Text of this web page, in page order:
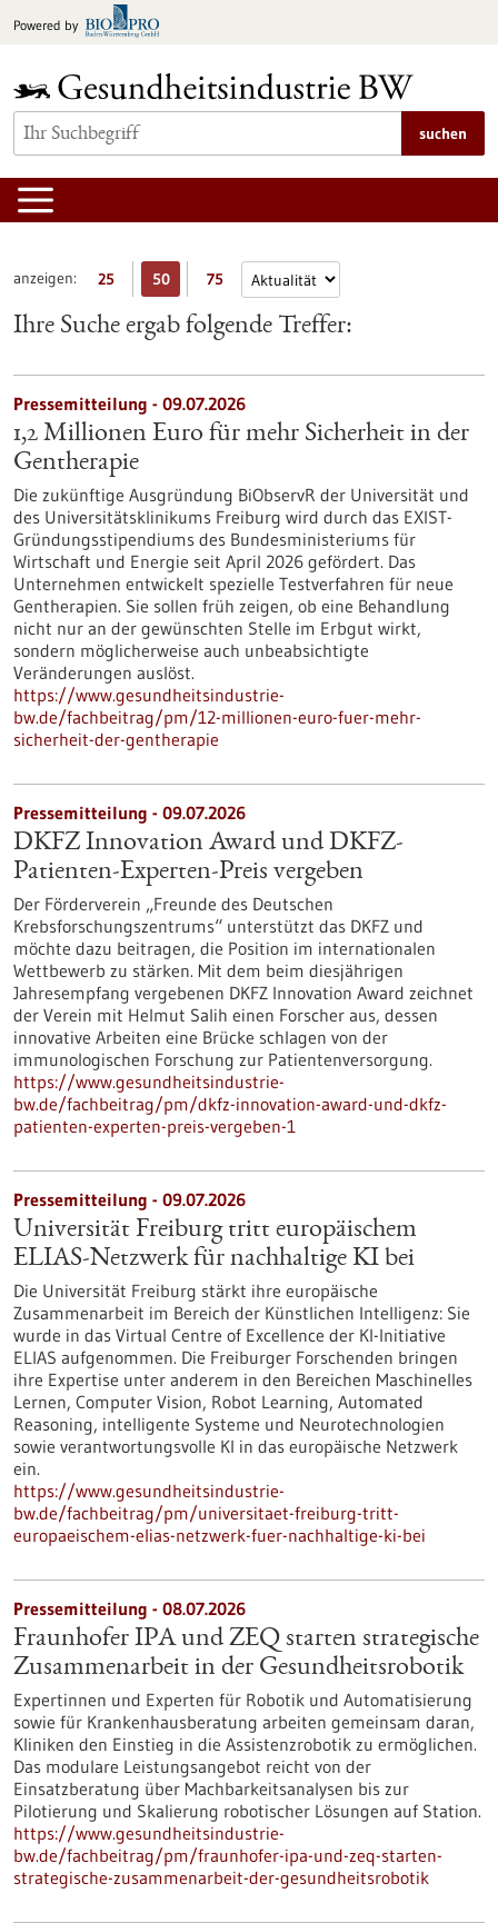
Inhalt
Powered by
suchen
anzeigen: 25 50 75
Ihre Suche ergab folgende Treffer:
Pressemitteilung - 09.07.2026
1,2 Millionen Euro für mehr Sicherheit in der
Gentherapie
Die zukünftige Ausgründung BiObservR der Universität und
des Universitätsklinikums Freiburg wird durch das EXIST-
Gründungsstipendiums des Bundesministeriums für
Wirtschaft und Energie seit April 2026 gefördert. Das
Unternehmen entwickelt spezielle Testverfahren für neue
Gentherapien. Sie sollen früh zeigen, ob eine Behandlung
nicht nur an der gewünschten Stelle im Erbgut wirkt,
sondern möglicherweise auch unbeabsichtigte
Veränderungen auslöst.
https://www.gesundheitsindustrie-
bw.de/fachbeitrag/pm/12-millionen-euro-fuer-mehr-
sicherheit-der-gentherapie
Pressemitteilung - 09.07.2026
DKFZ Innovation Award und DKFZ-
Patienten-Experten-Preis vergeben
Der Förderverein „Freunde des Deutschen
Krebsforschungszentrums“ unterstützt das DKFZ und
möchte dazu beitragen, die Position im internationalen
Wettbewerb zu stärken. Mit dem beim diesjährigen
Jahresempfang vergebenen DKFZ Innovation Award zeichnet
der Verein mit Helmut Salih einen Forscher aus, dessen
innovative Arbeiten eine Brücke schlagen von der
immunologischen Forschung zur Patientenversorgung.
https://www.gesundheitsindustrie-
bw.de/fachbeitrag/pm/dkfz-innovation-award-und-dkfz-
patienten-experten-preis-vergeben-1
Pressemitteilung - 09.07.2026
Universität Freiburg tritt europäischem
ELIAS-Netzwerk für nachhaltige KI bei
Die Universität Freiburg stärkt ihre europäische
Zusammenarbeit im Bereich der Künstlichen Intelligenz: Sie
wurde in das Virtual Centre of Excellence der KI-Initiative
ELIAS aufgenommen. Die Freiburger Forschenden bringen
ihre Expertise unter anderem in den Bereichen Maschinelles
Lernen, Computer Vision, Robot Learning, Automated
Reasoning, intelligente Systeme und Neurotechnologien
sowie verantwortungsvolle KI in das europäische Netzwerk
ein.
https://www.gesundheitsindustrie-
bw.de/fachbeitrag/pm/universitaet-freiburg-tritt-
europaeischem-elias-netzwerk-fuer-nachhaltige-ki-bei
Pressemitteilung - 08.07.2026
Fraunhofer IPA und ZEQ starten strategische
Zusammenarbeit in der Gesundheitsrobotik
Expertinnen und Experten für Robotik und Automatisierung
sowie für Krankenhausberatung arbeiten gemeinsam daran,
Kliniken den Einstieg in die Assistenzrobotik zu ermöglichen.
Das modulare Leistungsangebot reicht von der
Einsatzberatung über Machbarkeitsanalysen bis zur
Pilotierung und Skalierung robotischer Lösungen auf Station.
https://www.gesundheitsindustrie-
bw.de/fachbeitrag/pm/fraunhofer-ipa-und-zeq-starten-
strategische-zusammenarbeit-der-gesundheitsrobotik